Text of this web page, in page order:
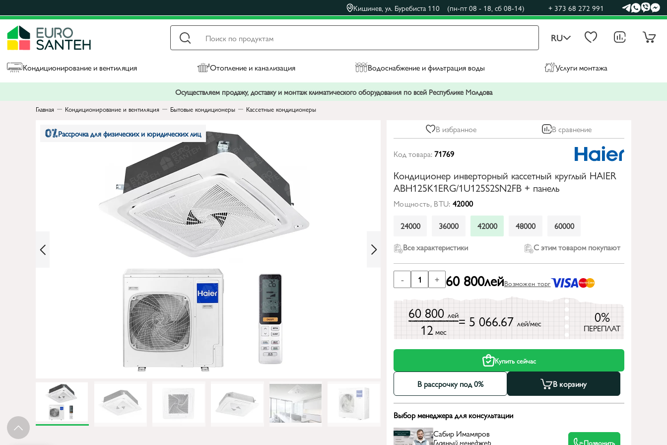
Кишинев, ул. Буребиста 110 (пн-пт 08 - 18, сб 08-14) + 373 68 272 991
RU
Кондиционирование и вентиляция Отопление и канализация Водоснабжение и фильтрация воды Услуги монтажа
Осуществляем продажу, доставку и монтаж климатического оборудования по всей Республике Молдова
Главная Кондиционирование и вентиляция Бытовые кондиционеры Кассетные кондиционеры
Рассрочка для физических и юридических лиц В избранное В сравнение
Код товара:71769
Кондиционер инверторный кассетный круглый HAIER
ABH125K1ERG/1U125S2SN2FB + панель
Мощность, BTU: 42000
24000
36000 42000 48000
60000
Все характеристики
С этим товаром покупают
- 1 + 60 800лейВозможен торг
60 800 лей
12мес
= 5 066.67 лей/мес 0%
ПЕРЕПЛАТ
Купить сейчас
В рассрочку под 0% В корзину
Выбор менеджера для консультации
Сабир Имамяров
Главный менеджер Позвонить